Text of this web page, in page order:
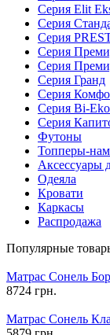
Серия Elit
Серия
Серия
Серия
Серия
Серия Гранд
Серия
Серия Bi-
Серия
Футоны
Топперы-
Аксессуары
Одеяла
Кровати
Каркасы
Распродажа
Популярные
Матрас Сонель
8724 грн.
Матрас Сонель